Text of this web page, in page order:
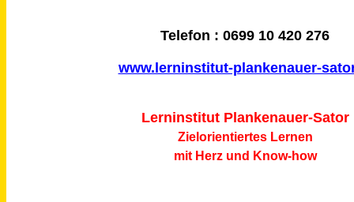
Telefon : 0699 10 420 276
www.lerninstitut-plankenauer-
Lerninstitut Plankenauer-Sator
Zielorientiertes Lernen
mit Herz und Know-how